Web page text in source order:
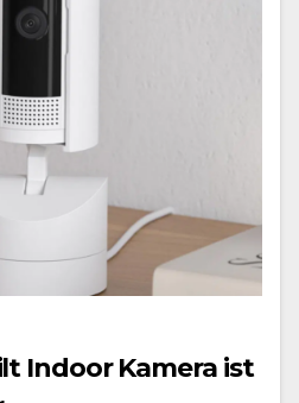
Indoor Kamera ist